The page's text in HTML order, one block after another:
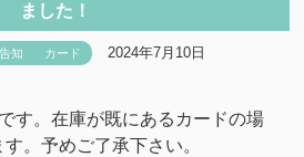
ました！
知 カード 2024年7月10日
す。在庫が既にあるカードの場
。予めご了承下さい。